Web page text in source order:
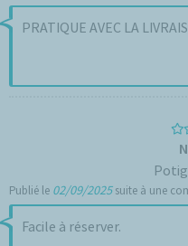
PRATIQUE AVEC LA
Publié le 02/09/2025suite à une
Facile à réserver.